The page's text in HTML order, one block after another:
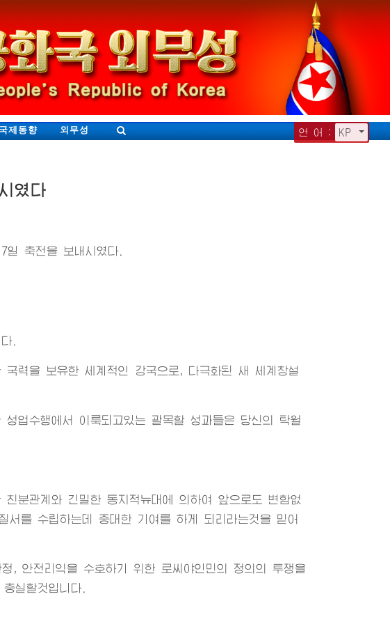
언 어 : KP
국제동향 외무성
였다
일 축전을 보내시였다.
.
력을 보유한 세계적인 강국으로, 다극화된 새 세계창설
업수행에서 이룩되고있는 괄목할 성과들은 당신의 탁월
분관계와 긴밀한 동지적뉴대에 의하여 앞으로도 변함없
서를 수립하는데 중대한 기여를 하게 되리라는것을 믿어
, 안전리익을 수호하기 위한 로씨야인민의 정의의 투쟁을
실할것입니다.